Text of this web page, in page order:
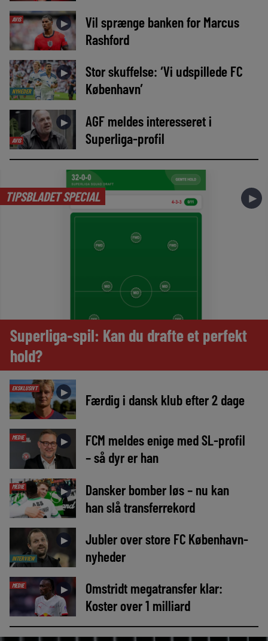
AVIS ►
Vil sprænge banken for Marcus
Rashford
NYHEDER
►
Stor skuffelse: ‘Vi udspillede FC
København’
AVIS
►
AGF meldes interesseret i
Superliga-profil
TIPSBLADET SPECIAL ►
Superliga-spil: Kan du drafte et perfekt
hold?
EKSKLUSIVT ► Færdig i dansk klub efter 2 dage
MEDIE ►
FCM meldes enige med SL-profil
– så dyr er han
MEDIE ►
Dansker bomber løs – nu kan
han slå transferrekord
INTERVIEW
►
Jubler over store FC København-
nyheder
MEDIE ►
Omstridt megatransfer klar:
Koster over 1 milliard